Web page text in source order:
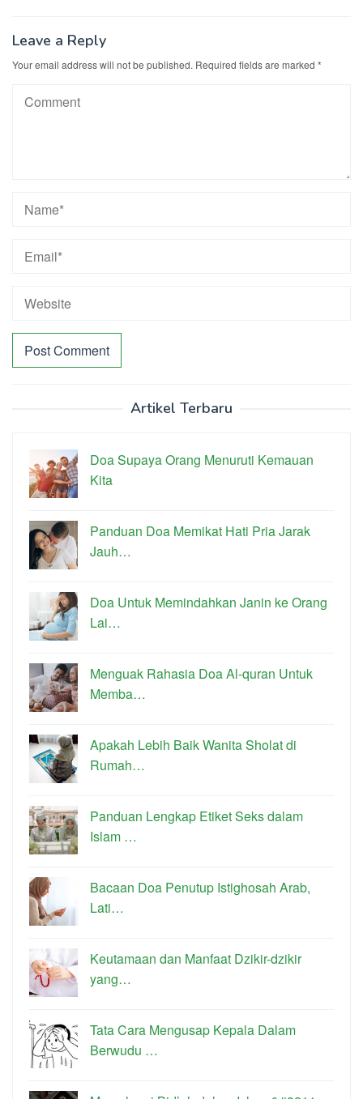
Leave a Reply
Your email address will not be published. Required fields are marked *
Artikel Terbaru
Doa Supaya Orang Menuruti Kemauan
Kita
Panduan Doa Memikat Hati Pria Jarak
Jauh…
Doa Untuk Memindahkan Janin ke Orang
Lai…
Menguak Rahasia Doa Al-quran Untuk
Memba…
Apakah Lebih Baik Wanita Sholat di
Rumah…
Panduan Lengkap Etiket Seks dalam
Islam …
Bacaan Doa Penutup Istighosah Arab,
Lati…
Keutamaan dan Manfaat Dzikir-dzikir
yang…
Tata Cara Mengusap Kepala Dalam
Berwudu …